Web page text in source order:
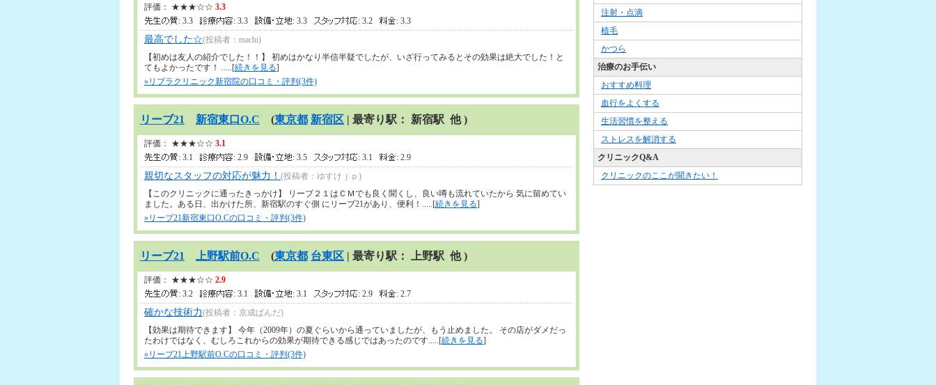
評価： ★★★☆☆ 3.3
: 3.3
: 3.3 : 3.3 : 3.2 : 3.3
最高でした☆(投稿者：machi)
【初めは友人の紹介でした！！】 初めはかなり半信半疑でしたが、いざ行ってみるとその効果は絶大でした！と
てもよかったです！ .....[続きを見る]
»リブラクリニック新宿院の口コミ・評判(3件)
リーブ21 新宿東口O.C (東京都 新宿区 | 最寄り駅： 新宿駅 他 )
評価： ★★★☆☆ 3.1
: 3.1
: 2.9 : 3.5 : 3.1 : 2.9
親切なスタッフの対応が魅力！ (投稿者：ゆすけｊｐ)
【このクリニックに通ったきっかけ】 リーブ２１はＣＭでも良く聞くし、良い噂も流れていたから 気に留めてい
ました。ある日、出かけた所、新宿駅のすぐ側 にリーブ21があり、便利！.....[続きを見る]
»リーブ21新宿東口O.Cの口コミ・評判(3件)
リーブ21 上野駅前O.C (東京都 台東区 | 最寄り駅： 上野駅 他 )
評価： ★★★☆☆ 2.9
: 3.2
: 3.1 : 3.1 : 2.9 : 2.7
確かな技術力(投稿者：京成ぱんだ)
【効果は期待できます】 今年（2009年）の夏ぐらいから通っていましたが、もう止めました。 その店がダメだっ
たわけではなく、むしろこれからの効果が期待できる感じではあったのです.....[続きを見る]
»リーブ21上野駅前O.Cの口コミ・評判(3件)
注射・点滴
植毛
かつら
治療のお手伝い
おすすめ料理
血行をよくする
生活習慣を整える
ストレスを解消する
クリニックQ&A
クリニックのここが聞きたい！